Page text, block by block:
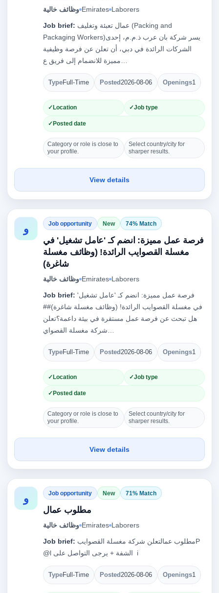
وظائف خالية Emirates Laborers
Job brief:
Packaging Workers)يسر شركة بان عرب ذ.م.م، إحدى
الشركات الرائدة في دبي، أن تعلن عن فرصة وظيفية
TypeFull-Time Posted2026-08-06 Openings1
Location Job type
Posted date
Category or role is close to
your profile.
Select country/city for
sharper results.
View details
و Job opportunity New 74% Match
فرصة عمل مميزة: انضم كـ 'عامل تشغيل' في
مغسلة القصوايب الرائدة! (وظائف مغسلة
شاغرة)
وظائف خالية Emirates Laborers
Job brief:
في مغسلة القصوايب الرائدة! (وظائف مغسلة شاغرة)##
هل تبحث عن فرصة عمل مستقرة في بيئة داعمة؟تعلن
TypeFull-Time Posted2026-08-06 Openings1
Location Job type
Posted date
Category or role is close to
your profile.
Select country/city for
sharper results.
View details
و Job opportunity New 71% Match
مطلوب عمال
وظائف خالية Emirates Laborers
Job brief:
TypeFull-Time Posted2026-08-06 Openings1